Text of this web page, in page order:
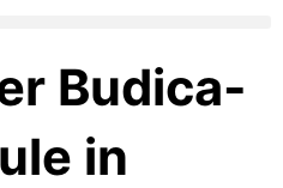
Budica-
in